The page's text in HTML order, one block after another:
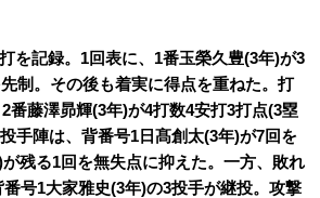
を記録。1回表に、1番玉榮久豊(3年)が3
制。その後も着実に得点を重ねた。打
番藤澤昴輝(3年)が4打数4安打3打点(3塁
手陣は、背番号1日髙創太(3年)が7回を
残る1回を無失点に抑えた。一方、敗れ
号1大家雅史(3年)の3投手が継投。攻撃